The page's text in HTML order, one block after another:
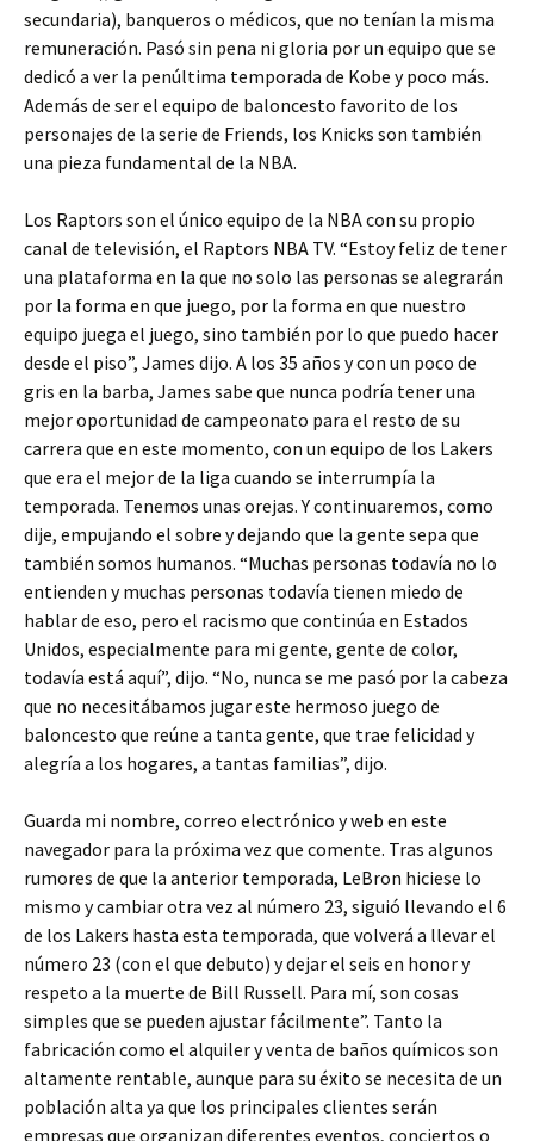
secundaria), banqueros o médicos, que no tenían la misma
remuneración. Pasó sin pena ni gloria por un equipo que se
dedicó a ver la penúltima temporada de Kobe y poco más.
Además de ser el equipo de baloncesto favorito de los
personajes de la serie de Friends, los Knicks son también
una pieza fundamental de la NBA.
Los Raptors son el único equipo de la NBA con su propio
canal de televisión, el Raptors NBA TV. “Estoy feliz de tener
una plataforma en la que no solo las personas se alegrarán
por la forma en que juego, por la forma en que nuestro
equipo juega el juego, sino también por lo que puedo hacer
desde el piso”, James dijo. A los 35 años y con un poco de
gris en la barba, James sabe que nunca podría tener una
mejor oportunidad de campeonato para el resto de su
carrera que en este momento, con un equipo de los Lakers
que era el mejor de la liga cuando se interrumpía la
temporada. Tenemos unas orejas. Y continuaremos, como
dije, empujando el sobre y dejando que la gente sepa que
también somos humanos. “Muchas personas todavía no lo
entienden y muchas personas todavía tienen miedo de
hablar de eso, pero el racismo que continúa en Estados
Unidos, especialmente para mi gente, gente de color,
todavía está aquí”, dijo. “No, nunca se me pasó por la cabeza
que no necesitábamos jugar este hermoso juego de
baloncesto que reúne a tanta gente, que trae felicidad y
alegría a los hogares, a tantas familias”, dijo.
Guarda mi nombre, correo electrónico y web en este
navegador para la próxima vez que comente. Tras algunos
rumores de que la anterior temporada, LeBron hiciese lo
mismo y cambiar otra vez al número 23, siguió llevando el 6
de los Lakers hasta esta temporada, que volverá a llevar el
número 23 (con el que debuto) y dejar el seis en honor y
respeto a la muerte de Bill Russell. Para mí, son cosas
simples que se pueden ajustar fácilmente”. Tanto la
fabricación como el alquiler y venta de baños químicos son
altamente rentable, aunque para su éxito se necesita de un
población alta ya que los principales clientes serán
empresas que organizan diferentes eventos, conciertos o